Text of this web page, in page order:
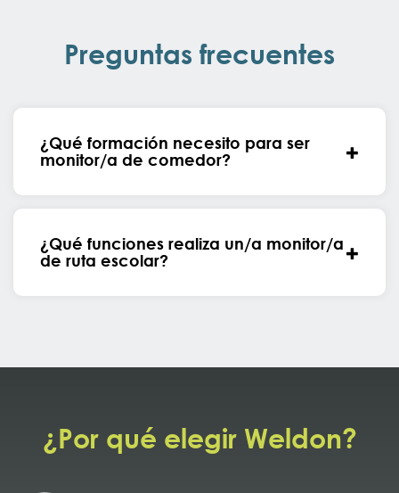
Preguntas frecuentes
¿Qué formación necesito para ser
monitor/a de comedor?
¿Qué funciones realiza un/a monitor/a
de ruta escolar?
¿Por qué elegir Weldon?